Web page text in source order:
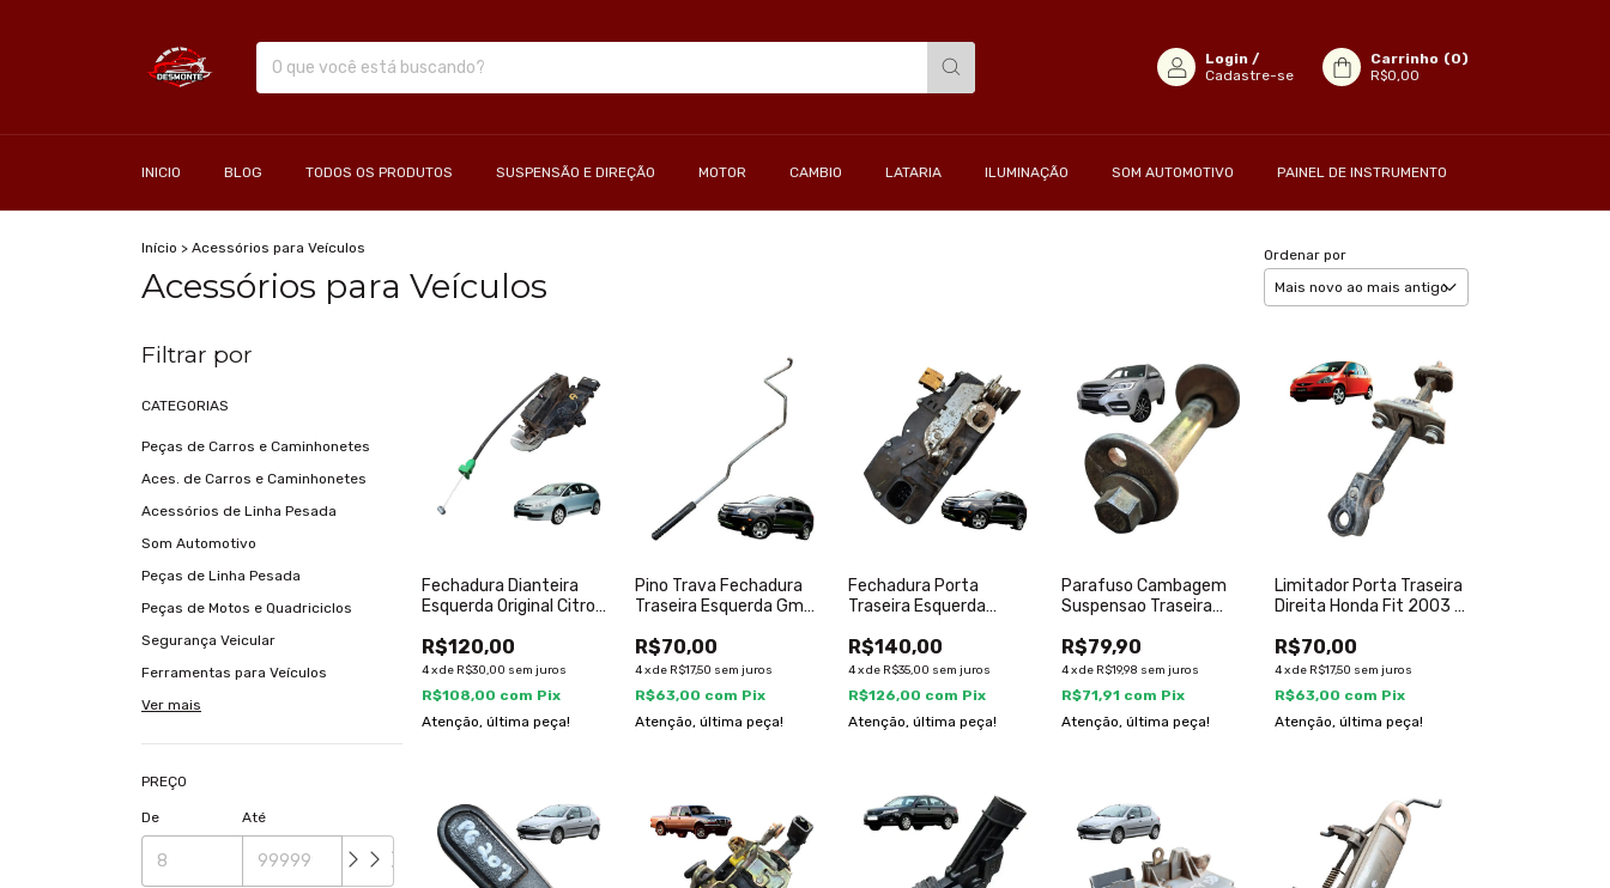
Login /
Cadastre-se
Carrinho (0)
R$0,00
INICIO BLOG TODOS OS PRODUTOS SUSPENSÃO E DIREÇÃO MOTOR CAMBIO LATARIA ILUMINAÇÃO SOM AUTOMOTIVO PAINEL DE INSTRUMENTO
Início > Acessórios para Veículos
Acessórios para Veículos
Ordenar por
Filtrar por
CATEGORIAS
Peças de Carros e Caminhonetes
Aces. de Carros e Caminhonetes
Acessórios de Linha Pesada
Som Automotivo
Peças de Linha Pesada
Peças de Motos e Quadriciclos
Segurança Veicular
Ferramentas para Veículos
Ver mais
PREÇO
De Até
Fechadura Dianteira
Esquerda Original Citroen
R$120,00
4xde R$30,00 sem juros
R$108,00 com Pix
Atenção, última peça!
Pino Trava Fechadura
Traseira Esquerda Gm
R$70,00
4xde R$17,50 sem juros
R$63,00 com Pix
Atenção, última peça!
Fechadura Porta
Traseira Esquerda
15
R$140,00
4xde R$35,00 sem juros
R$126,00 com Pix
Atenção, última peça!
Parafuso Cambagem
Suspensao Traseira
R$79,90
4xde R$19,98 sem juros
R$71,91 com Pix
Atenção, última peça!
Limitador Porta Traseira
Direita Honda Fit 2003 A
R$70,00
4xde R$17,50 sem juros
R$63,00 com Pix
Atenção, última peça!